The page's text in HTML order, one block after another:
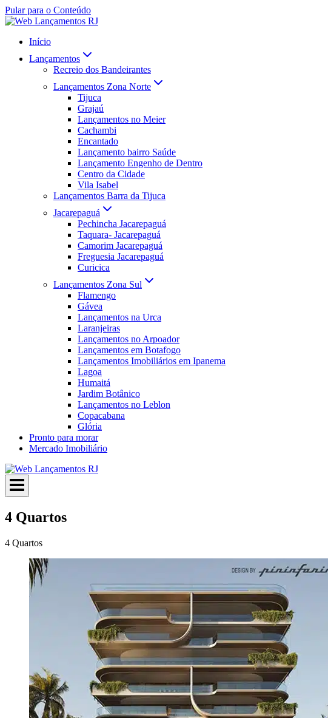
Pular para o Conteúdo
Início
Lançamentos
Recreio dos Bandeirantes
Lançamentos Zona Norte
Tijuca
Grajaú
Lançamentos no Meier
Cachambi
Encantado
Lançamento bairro Saúde
Lançamento Engenho de Dentro
Centro da Cidade
Vila Isabel
Lançamentos Barra da Tijuca
Jacarepaguá
Pechincha Jacarepaguá
Taquara- Jacarepaguá
Camorim Jacarepaguá
Freguesia Jacarepaguá
Curicica
Lançamentos Zona Sul
Flamengo
Gávea
Lançamentos na Urca
Laranjeiras
Lançamentos no Arpoador
Lançamentos em Botafogo
Lançamentos Imobiliários em Ipanema
Lagoa
Humaitá
Jardim Botânico
Lançamentos no Leblon
Copacabana
Glória
Pronto para morar
Mercado Imobiliário
4 Quartos
4 Quartos